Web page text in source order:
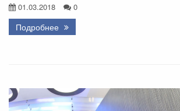
01.03.2018 0
Подробнее